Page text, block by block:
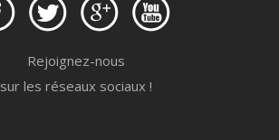
Rejoignez-nous
sur les réseaux sociaux !